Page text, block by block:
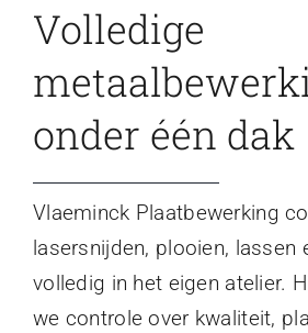
Volledige
onder één dak
Vlaeminck Plaatbewerking
lasersnijden, plooien, lassen
volledig in het eigen atelier.
we controle over kwaliteit,